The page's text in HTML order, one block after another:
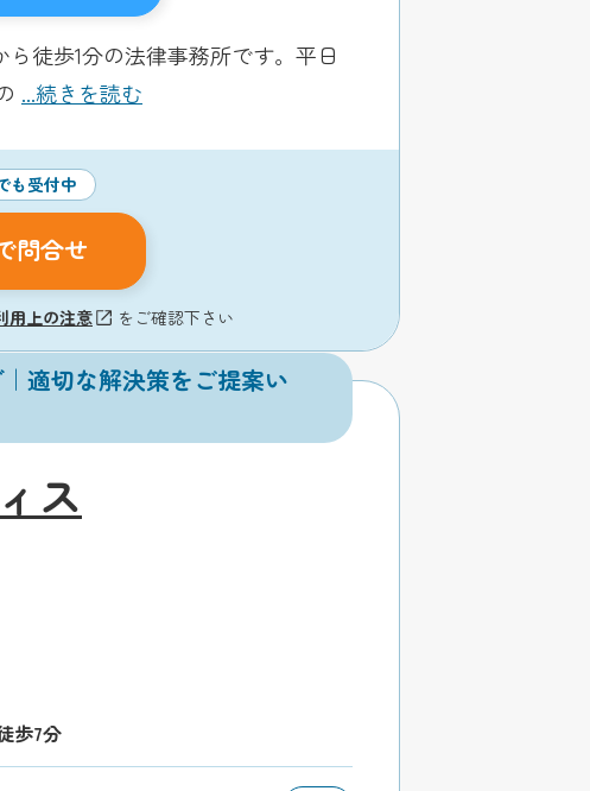
徒歩1分の法律事務所です。平日
...続きを読む
も受付中
問合せ
用上の注意 をご確認下さい
適切な解決策をご提案い
ス
歩7分